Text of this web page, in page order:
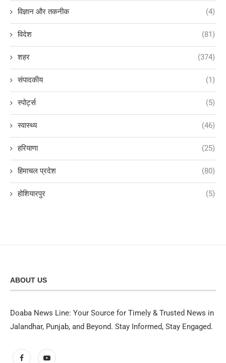
विज्ञान और तकनीक (4)
विदेश (81)
शहर (374)
संपादकीय (1)
स्पोर्ट्स (5)
स्वास्थ्य (46)
हरियाणा (25)
हिमाचल प्रदेश (80)
होशियारपुर (5)
ABOUT US
Doaba News Line: Your Source for Timely & Trusted News in
Jalandhar, Punjab, and Beyond. Stay Informed, Stay Engaged.